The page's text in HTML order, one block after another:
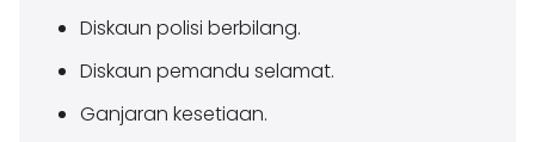
Diskaun polisi berbilang.
Diskaun pemandu selamat.
Ganjaran kesetiaan.